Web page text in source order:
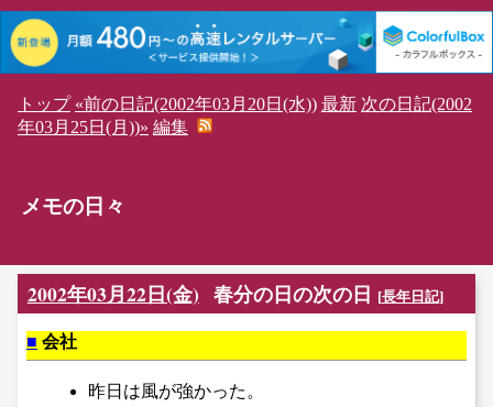
トップ «前の日記(2002年03月20日(水)) 最新 次の日記(2002
年03月25日(月))» 編集
メモの日々
2002年03月22日(金) 春分の日の次の日 [長年日記]
■ 会社
昨日は風が強かった。